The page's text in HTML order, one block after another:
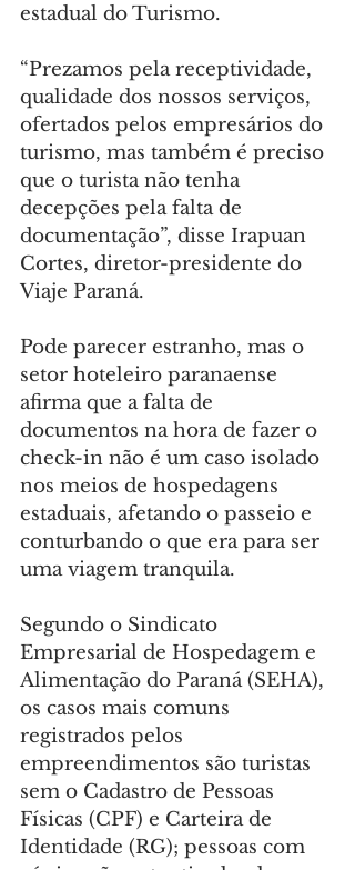
estadual do Turismo.
“Prezamos pela receptividade,
qualidade dos nossos serviços,
ofertados pelos empresários do
turismo, mas também é preciso
que o turista não tenha
decepções pela falta de
documentação”, disse Irapuan
Cortes, diretor-presidente do
Viaje Paraná.
Pode parecer estranho, mas o
setor hoteleiro paranaense
afirma que a falta de
documentos na hora de fazer o
check-in não é um caso isolado
nos meios de hospedagens
estaduais, afetando o passeio e
conturbando o que era para ser
uma viagem tranquila.
Segundo o Sindicato
Empresarial de Hospedagem e
Alimentação do Paraná (SEHA),
os casos mais comuns
registrados pelos
empreendimentos são turistas
sem o Cadastro de Pessoas
Físicas (CPF) e Carteira de
Identidade (RG); pessoas com